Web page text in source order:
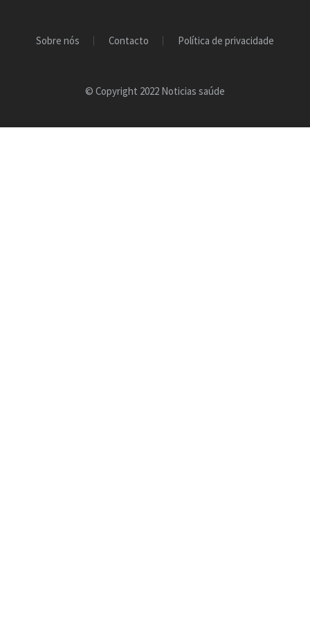
Sobre nós Contacto Política de privacidade
© Copyright 2022 Noticias saúde